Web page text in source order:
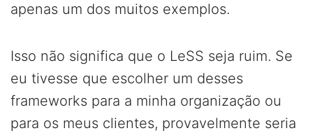
apenas um dos muitos exemplos.
Isso não significa que o LeSS seja ruim. Se
eu tivesse que escolher um desses
frameworks para a minha organização ou
para os meus clientes, provavelmente seria